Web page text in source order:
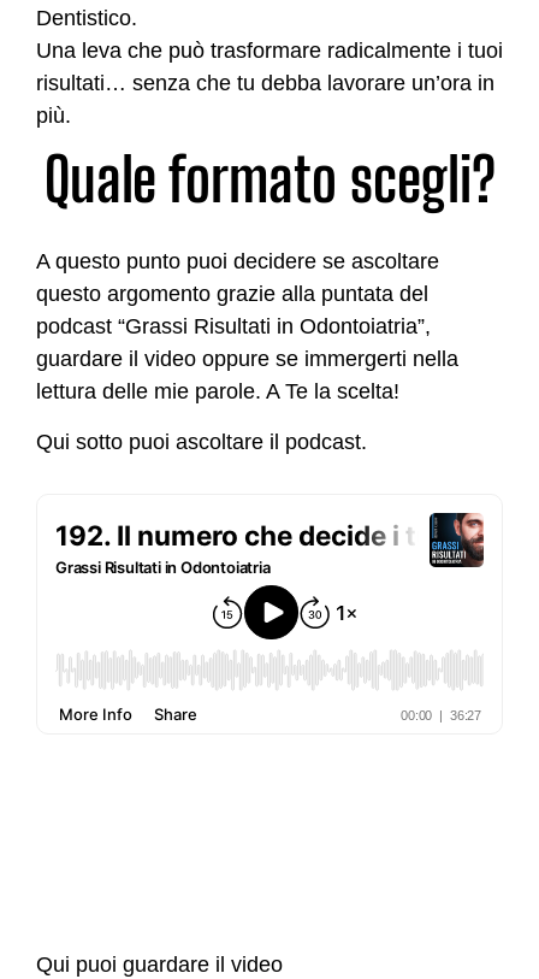
Dentistico.
Una leva che può trasformare radicalmente i tuoi
risultati… senza che tu debba lavorare un’ora in
più.
Quale formato scegli?
A questo punto puoi decidere se ascoltare
questo argomento grazie alla puntata del
podcast “Grassi Risultati in Odontoiatria”,
guardare il video oppure se immergerti nella
lettura delle mie parole. A Te la scelta!
Qui sotto puoi ascoltare il podcast.
Qui puoi guardare il video